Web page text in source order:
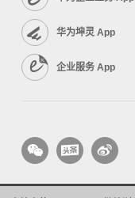
华为坤灵 App
企业服务 App